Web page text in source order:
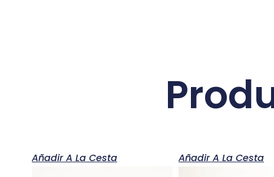
Añadir A La Cesta Añadir A La Cesta